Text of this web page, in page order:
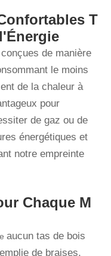
T
de manière
le moins
de la chaleur à
pour
de gaz ou de
énergétiques et
notre empreinte
Chaque M
aucun tas de bois
de braises,